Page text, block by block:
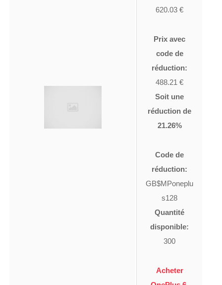
620.03 €
Prix avec
code de
réduction:
488.21 €
Soit une
réduction de
21.26%
Code de
réduction:
GB$MPoneplu
s128
Quantité
disponible:
300
Acheter